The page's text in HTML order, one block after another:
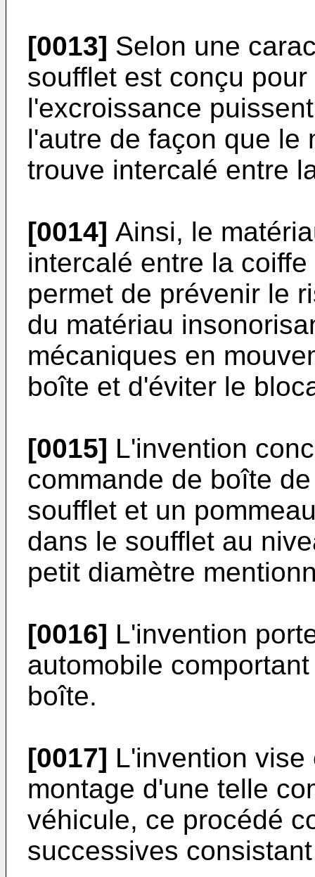
[0013] Selon une
soufflet est conçu
l'excroissance
l'autre de façon que le
trouve intercalé entre
[0014] Ainsi, le
intercalé entre la
permet de prévenir le
du matériau
mécaniques en
boîte et d'éviter le
[0015] L'invention
commande de boîte
soufflet et un
dans le soufflet au
petit diamètre
[0016] L'invention
automobile
boîte.
[0017] L'invention
montage d'une telle
véhicule, ce procédé
successives